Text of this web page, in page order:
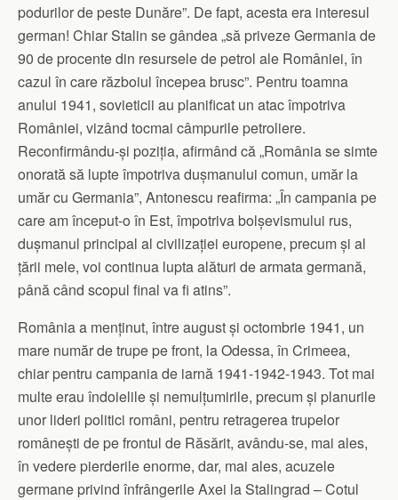
podurilor de peste Dunăre”. De fapt, acesta era interesul
german! Chiar Stalin se gândea „să priveze Germania de
90 de procente din resursele de petrol ale României, în
cazul în care războiul începea brusc”. Pentru toamna
anului 1941, sovieticii au planificat un atac împotriva
României, vizând tocmai câmpurile petroliere.
Reconfirmându-și poziția, afirmând că „România se simte
onorată să lupte împotriva dușmanului comun, umăr la
umăr cu Germania”, Antonescu reafirma: „În campania pe
care am început-o în Est, împotriva bolșevismului rus,
dușmanul principal al civilizației europene, precum și al
țării mele, voi continua lupta alături de armata germană,
până când scopul final va fi atins”.
România a menținut, între august și octombrie 1941, un
mare număr de trupe pe front, la Odessa, în Crimeea,
chiar pentru campania de iarnă 1941-1942-1943. Tot mai
multe erau îndoielile și nemulțumirile, precum și planurile
unor lideri politici români, pentru retragerea trupelor
românești de pe frontul de Răsărit, avându-se, mai ales,
în vedere pierderile enorme, dar, mai ales, acuzele
germane privind înfrângerile Axei la Stalingrad – Cotul